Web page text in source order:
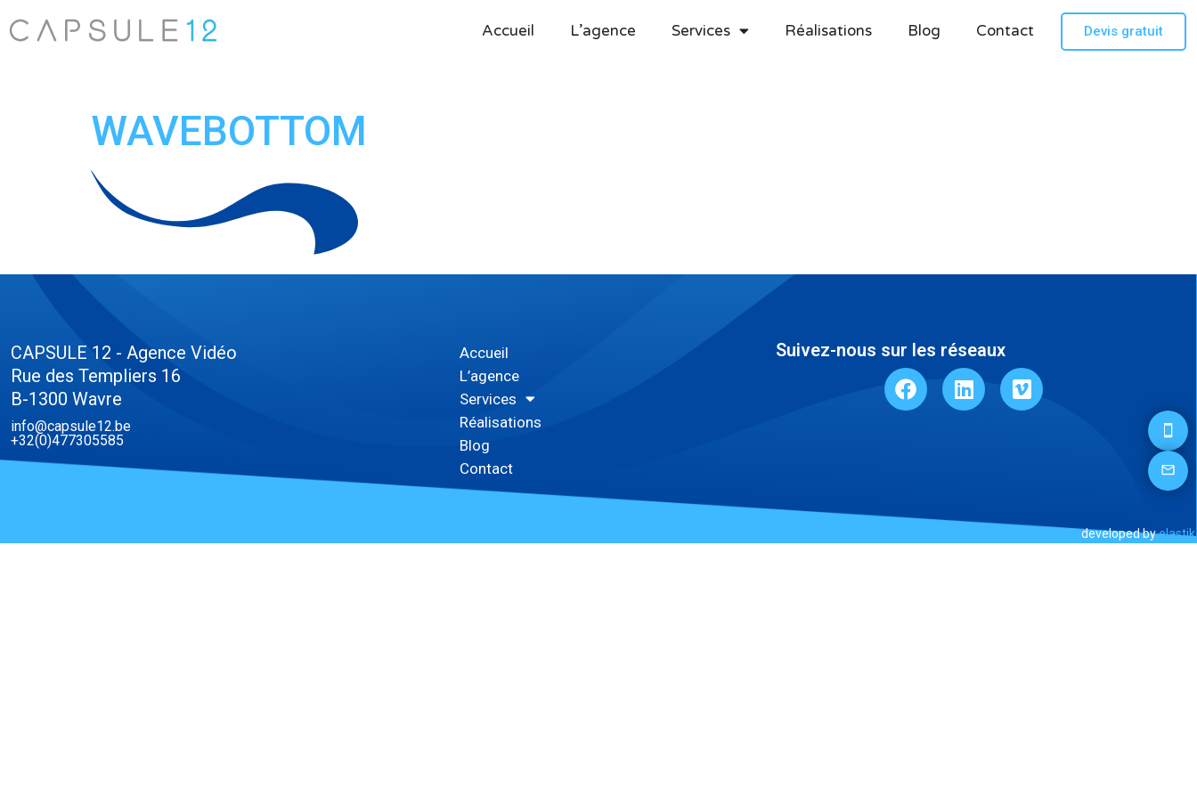
Accueil L’agence Services Réalisations Blog Contact Devis gratuit
WAVEBOTTOM
CAPSULE 12 - Agence Vidéo
Rue des Templiers 16
B-1300 Wavre
info@capsule12.be
+32(0)477305585
Accueil
L’agence
Services
Réalisations
Blog
Contact
Suivez-nous sur les réseaux
developed byelastik